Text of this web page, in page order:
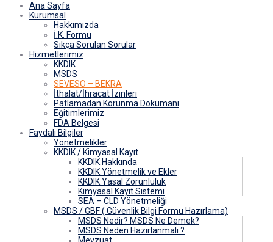
Ana Sayfa
Kurumsal
Hakkımızda
İ.K. Formu
Sıkça Sorulan Sorular
Hizmetlerimiz
KKDIK
MSDS
SEVESO – BEKRA
İthalat/İhracat İzinleri
Patlamadan Korunma Dökümanı
Eğitimlerimiz
FDA Belgesi
Faydalı Bilgiler
Yönetmelikler
KKDIK / Kimyasal Kayıt
KKDIK Hakkında
KKDIK Yönetmelik ve Ekler
KKDIK Yasal Zorunluluk
Kimyasal Kayıt Sistemi
SEA – CLD Yönetmeliği
MSDS / GBF ( Güvenlik Bilgi Formu Hazırlama)
MSDS Nedir? MSDS Ne Demek?
MSDS Neden Hazırlanmalı ?